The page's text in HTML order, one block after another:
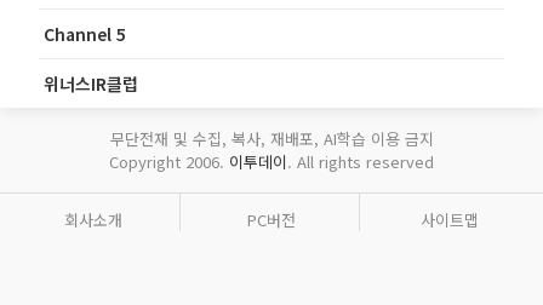
Channel 5
위너스IR클럽
무단전재 및 수집, 복사, 재배포, AI학습 이용 금지
Copyright 2006. 이투데이. All rights reserved
회사소개 PC버전 사이트맵